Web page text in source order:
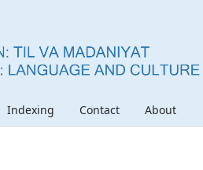
Indexing Contact About